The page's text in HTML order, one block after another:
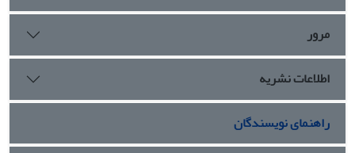
مرور
اطلاعات نشریه
راهنمای نویسندگان